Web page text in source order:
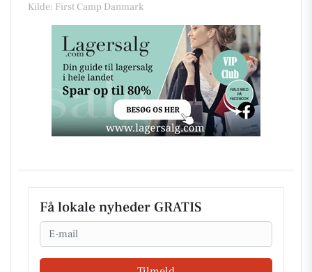
Kilde: First Camp Danmark
Få lokale nyheder GRATIS
Email